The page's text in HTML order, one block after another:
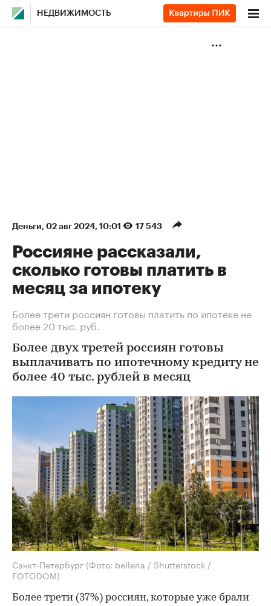
НЕДВИЖИМОСТЬ
Деньги⁠, 02 авг 2024, 10:01 17 543
Россияне рассказали,
сколько готовы платить в
месяц за ипотеку
Более трети россиян готовы платить по ипотеке не
более 20 тыс. руб.
Более двух третей россиян готовы
выплачивать по ипотечному кредиту не
более 40 тыс. рублей в месяц
Санкт-Петербург (Фото: bellena / Shutterstock /
FOTODOM)
Более трети (37%) россиян, которые уже брали